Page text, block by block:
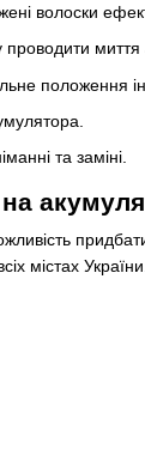
волоски
положення
та заміні.
містах